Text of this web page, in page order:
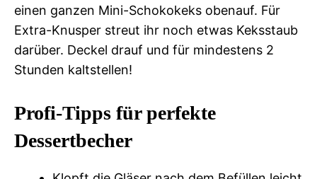
einen ganzen Mini-Schokokeks obenauf. Für
Extra-Knusper streut ihr noch etwas Keksstaub
darüber. Deckel drauf und für mindestens 2
Stunden kaltstellen!
Profi-Tipps für perfekte
Dessertbecher